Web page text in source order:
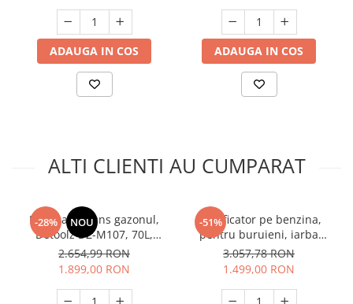
ADAUGA IN COS ADAUGA IN COS
ALTI CLIENTI AU CUMPARAT
-28% NOU
Masina de tuns gazonul,
Detoolz DZ-M107, 70L,
benzina, 196 Cc, 4000W, 4
timpi, 21" inch
2.654,99 RON
1.899,00 RON
-51%
Scarificator pe benzina,
pentru buruieni, iarba
uscata, muschi, 4.0kW,
5.5CP, 420mm, 45l, Raider
RD-GCS03
3.057,78 RON
1.499,00 RON